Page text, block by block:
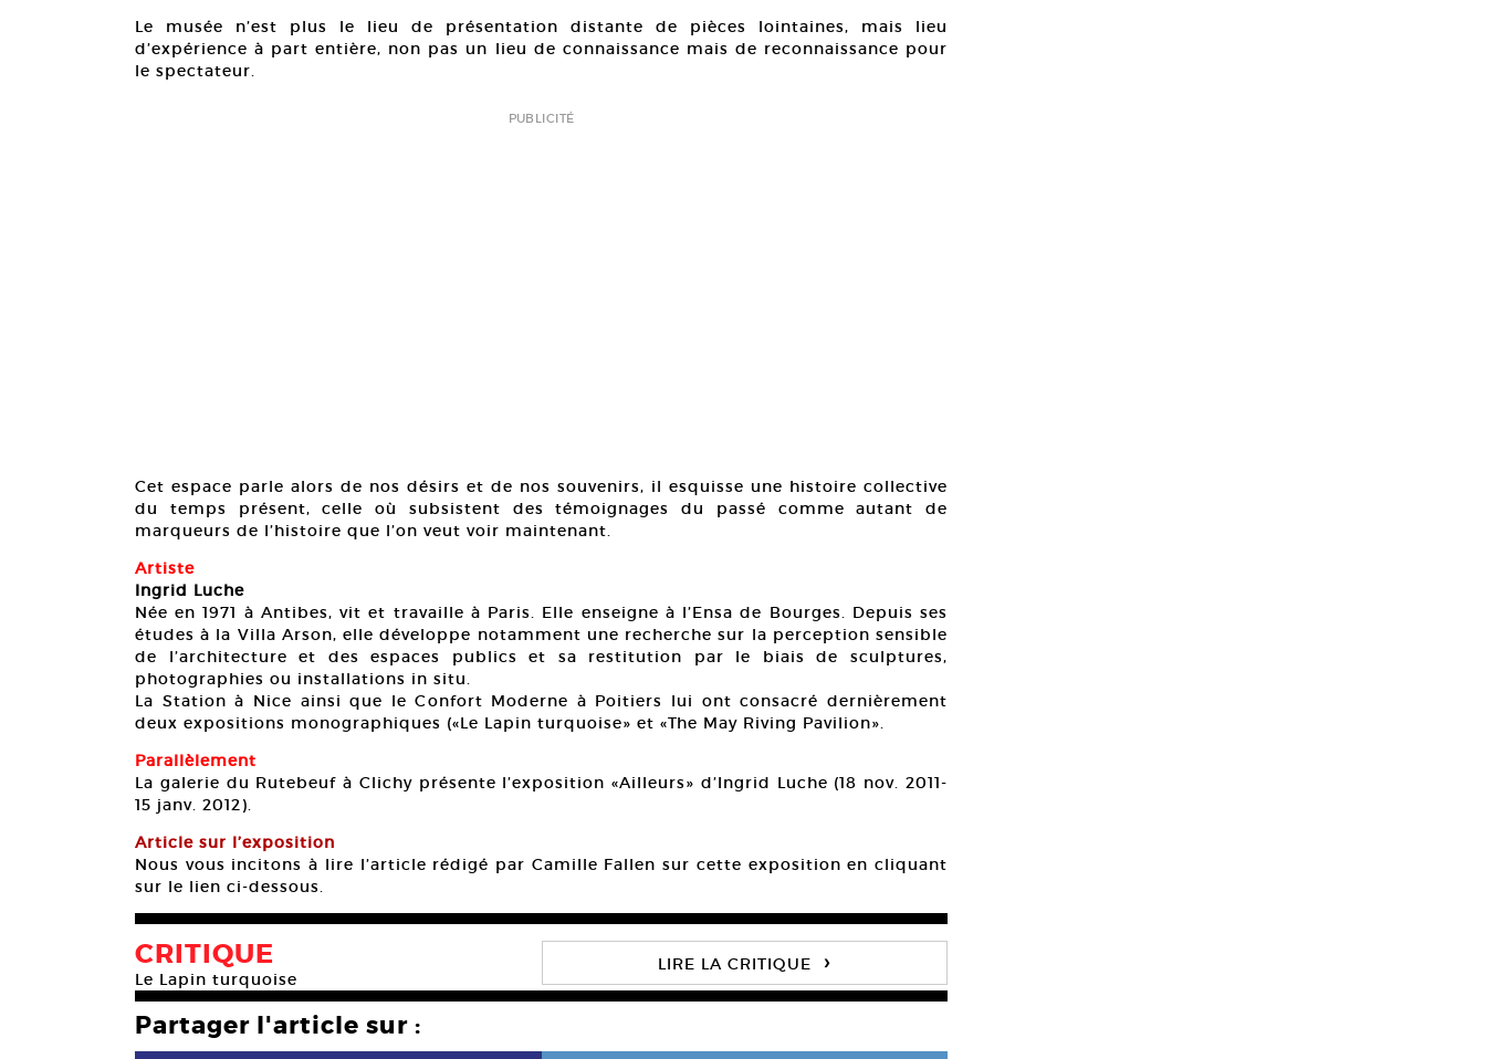
Le musée n’est plus le lieu de présentation distante de pièces lointaines, mais lieu
d’expérience à part entière, non pas un lieu de connaissance mais de reconnaissance pour
le spectateur.
PUBLICITÉ
Cet espace parle alors de nos désirs et de nos souvenirs, il esquisse une histoire collective
du temps présent, celle où subsistent des témoignages du passé comme autant de
marqueurs de l’histoire que l’on veut voir maintenant.
Artiste
Ingrid Luche
Née en 1971 à Antibes, vit et travaille à Paris. Elle enseigne à l’Ensa de Bourges. Depuis ses
études à la Villa Arson, elle développe notamment une recherche sur la perception sensible
de l’architecture et des espaces publics et sa restitution par le biais de sculptures,
photographies ou installations in situ.
La Station à Nice ainsi que le Confort Moderne à Poitiers lui ont consacré dernièrement
deux expositions monographiques («Le Lapin turquoise» et «The May Riving Pavilion».
Parallèlement
La galerie du Rutebeuf à Clichy présente l’exposition «Ailleurs» d’Ingrid Luche (18 nov. 2011-
15 janv. 2012).
Article sur l’exposition
Nous vous incitons à lire l’article rédigé par Camille Fallen sur cette exposition en cliquant
sur le lien ci-dessous.
CRITIQUE
Le Lapin turquoise
LIRE LA CRITIQUE ›
Partager l'article sur :